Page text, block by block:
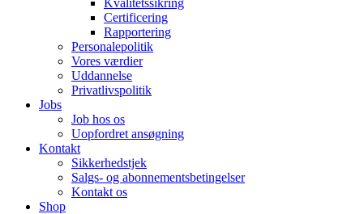
Kvalitetssikring
Certificering
Rapportering
Personalepolitik
Vores værdier
Uddannelse
Privatlivspolitik
Jobs
Job hos os
Uopfordret ansøgning
Kontakt
Sikkerhedstjek
Salgs- og abonnementsbetingelser
Kontakt os
Shop